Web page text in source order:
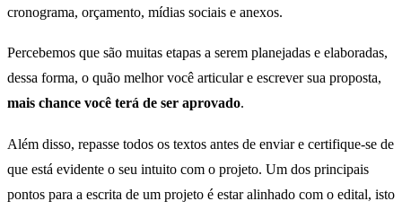
cronograma, orçamento, mídias sociais e anexos.
Percebemos que são muitas etapas a serem planejadas e elaboradas,
dessa forma, o quão melhor você articular e escrever sua proposta,
mais chance você terá de ser aprovado.
Além disso, repasse todos os textos antes de enviar e certifique-se de
que está evidente o seu intuito com o projeto. Um dos principais
pontos para a escrita de um projeto é estar alinhado com o edital, isto